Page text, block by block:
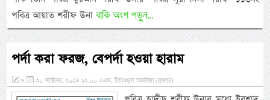
পবিত্র আয়াত শরীফ উনাবাকি অংশ পড়ুন...
পর্দা করা ফরজ, বেপর্দা হওয়া হারাম
» ৩০ অক্টোবর, ২০২৪ ১২:০০ এএম, ইয়াওমুল আরবিয়া (বুধবার)